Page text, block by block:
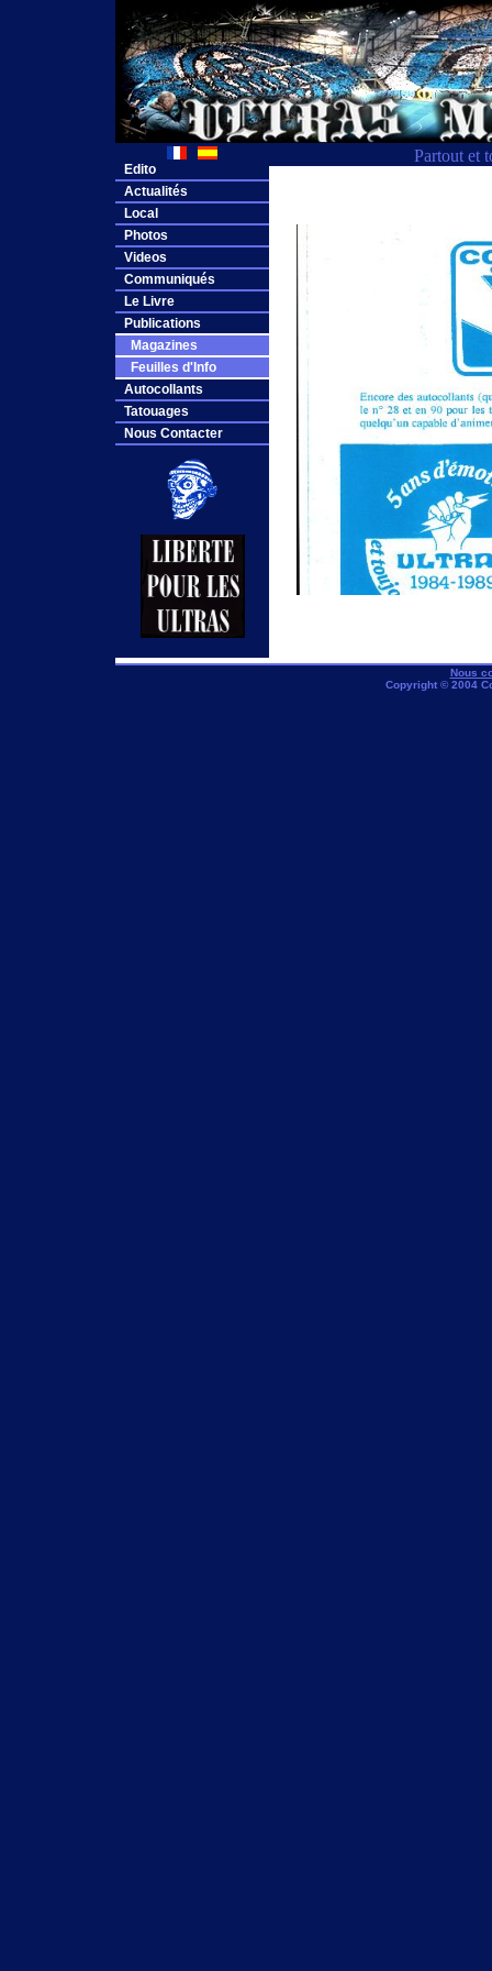
Partout et
Edito
Actualités
Local
Photos
Videos
Communiqués
Le Livre
Publications
Magazines
Feuilles d'Info
Autocollants
Tatouages
Nous Contacter
Nous
Copyright © 2004